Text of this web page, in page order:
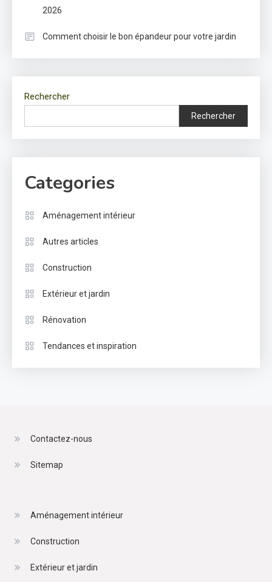
2026
Comment choisir le bon épandeur pour votre jardin
Rechercher
Rechercher
Categories
Aménagement intérieur
Autres articles
Construction
Extérieur et jardin
Rénovation
Tendances et inspiration
Contactez-nous
Sitemap
Aménagement intérieur
Construction
Extérieur et jardin